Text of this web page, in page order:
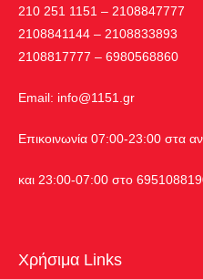
210 251 1151 – 2108847777
2108841144 – 2108833893
2108817777 – 6980568860
Εmail: info@1151.gr
Επικοινωνία 07:00-23:00 στα
και 23:00-07:00 στο
Χρήσιμα Links